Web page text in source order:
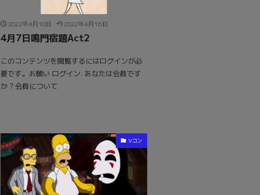
2022年4月10日 2022年4月16日
4月7日鳴門宿題Act2
このコンテンツを閲覧するにはログインが必
要です。お願い ログイン. あなたは会員です
か ? 会員について
Vコン